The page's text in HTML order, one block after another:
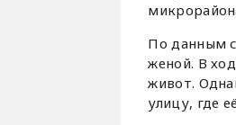
По данным
женой. В
живот.
улицу, где